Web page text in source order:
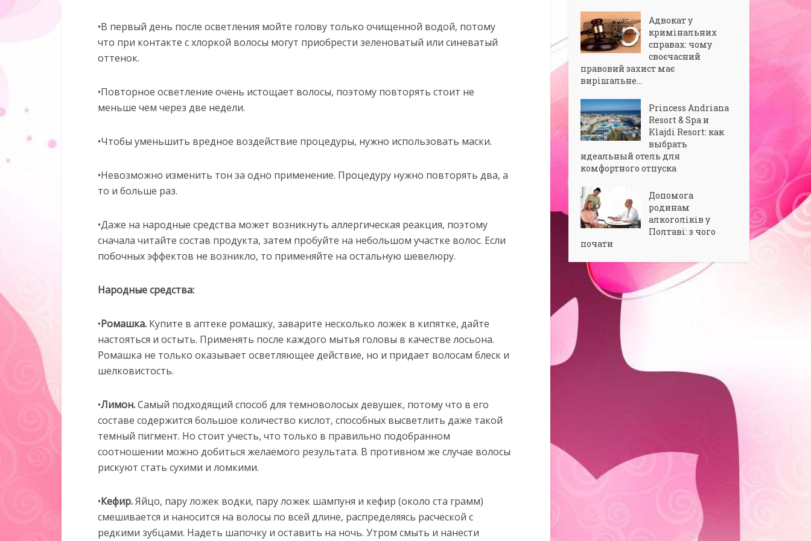
•В первый день после осветления мойте голову только очищенной водой, потому
что при контакте с хлоркой волосы могут приобрести зеленоватый или синеватый
оттенок.
•Повторное осветление очень истощает волосы, поэтому повторять стоит не
меньше чем через две недели.
•Чтобы уменьшить вредное воздействие процедуры, нужно использовать маски.
•Невозможно изменить тон за одно применение. Процедуру нужно повторять два, а
то и больше раз.
•Даже на народные средства может возникнуть аллергическая реакция, поэтому
сначала читайте состав продукта, затем пробуйте на небольшом участке волос. Если
побочных эффектов не возникло, то применяйте на остальную шевелюру.
Народные средства:
•Ромашка. Купите в аптеке ромашку, заварите несколько ложек в кипятке, дайте
настояться и остыть. Применять после каждого мытья головы в качестве лосьона.
Ромашка не только оказывает осветляющее действие, но и придает волосам блеск и
шелковистость.
•Лимон.Самый подходящий способ для темноволосых девушек, потому что в его
составе содержится большое количество кислот, способных высветлить даже такой
темный пигмент. Но стоит учесть, что только в правильно подобранном
соотношении можно добиться желаемого результата. В противном же случае волосы
рискуют стать сухими и ломкими.
•Кефир.Яйцо, пару ложек водки, пару ложек шампуня и кефир (около ста грамм)
смешивается и наносится на волосы по всей длине, распределяясь расческой с
редкими зубцами. Надеть шапочку и оставить на ночь. Утром смыть и нанести
Адвокат у
кримінальних
справах: чому
своєчасний
правовий захист має
вирішальне...
Princess Andriana
Resort & Spa и
Klajdi Resort: как
выбрать
идеальный отель для
комфортного отпуска
Допомога
родинам
алкоголіків у
Полтаві: з чого
почати